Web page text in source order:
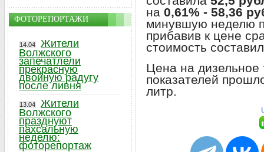
на 0,61% - 58,36
минувшую неделю
прибавив к цене
стоимость
Цена на дизельное
показателей
литр.
ФОТОРЕПОРТАЖИ
14.04
Жители
Волжского
запечатлели
прекрасную
двойную радугу
после ливня
13.04
Жители
Волжского
празднуют
пахсальную
неделю:
фоторепортаж